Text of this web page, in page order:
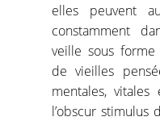
elles peuvent
constamment
veille sous
de vieilles
mentales,
l’obscur stimulus